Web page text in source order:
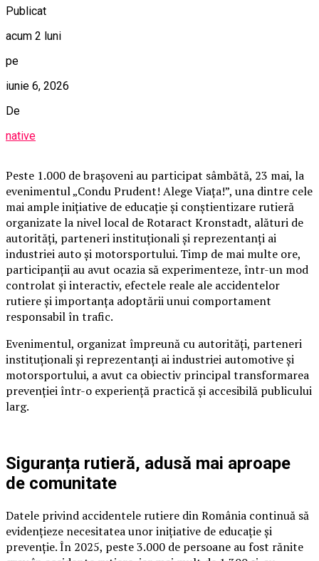
Publicat
acum 2 luni
pe
iunie 6, 2026
De
native
Peste 1.000 de brașoveni au participat sâmbătă, 23 mai, la
evenimentul „Condu Prudent! Alege Viața!”, una dintre cele
mai ample inițiative de educație și conștientizare rutieră
organizate la nivel local de Rotaract Kronstadt, alături de
autorități, parteneri instituționali și reprezentanți ai
industriei auto și motorsportului. Timp de mai multe ore,
participanții au avut ocazia să experimenteze, într-un mod
controlat și interactiv, efectele reale ale accidentelor
rutiere și importanța adoptării unui comportament
responsabil în trafic.
Evenimentul, organizat împreună cu autorități, parteneri
instituționali și reprezentanți ai industriei automotive și
motorsportului, a avut ca obiectiv principal transformarea
prevenției într-o experiență practică și accesibilă publicului
larg.
Siguranța rutieră, adusă mai aproape
de comunitate
Datele privind accidentele rutiere din România continuă să
evidențieze necesitatea unor inițiative de educație și
prevenție. În 2025, peste 3.000 de persoane au fost rănite